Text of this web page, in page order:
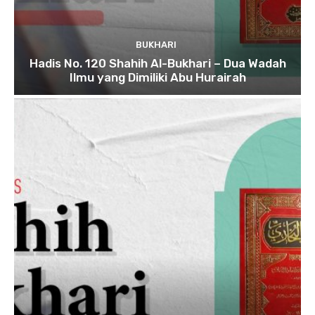
BUKHARI
Hadis No. 120 Shahih Al-Bukhari – Dua Wadah
Ilmu yang Dimiliki Abu Hurairah